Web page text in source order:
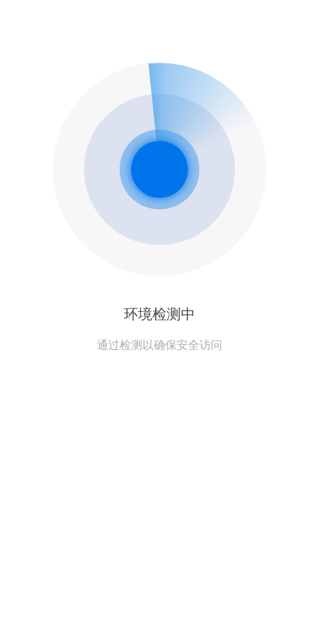
环境检测中
通过检测以确保安全访问